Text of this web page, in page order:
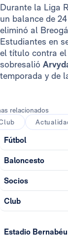
Durante la Liga
un balance de
eliminó al
Estudiantes en
el título contra el
sobresalió
temporada y de
relacionados
Fútbol
Baloncesto
Socios
Club
Estadio Bernabéu